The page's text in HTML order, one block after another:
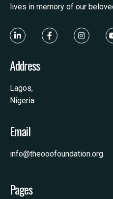
lives in memory of our
Address
Lagos,
Nigeria
Email
info@theooofoundation.org
Pages